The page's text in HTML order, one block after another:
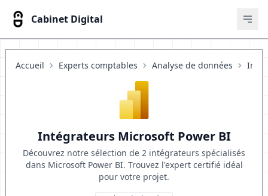
Cabinet Digital
Accueil Experts comptables Analyse de données
Intégrateurs Microsoft Power BI
Découvrez notre sélection de 2 intégrateurs spécialisés
dans Microsoft Power BI. Trouvez l'expert certifié idéal
pour votre projet.